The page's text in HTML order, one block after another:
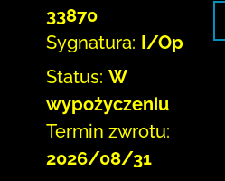
33870
Sygnatura: I/Op
Status: W
wypożyczeniu
Termin zwrotu:
2026/08/31